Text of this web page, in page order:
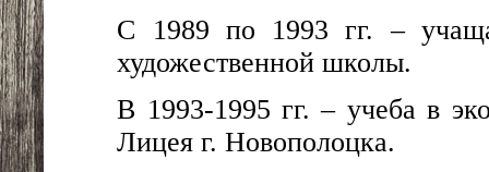
С 1989 по 1993 гг. –
художественной школы.
В 1993-1995 гг. – учеба в
Лицея г. Новополоцка.